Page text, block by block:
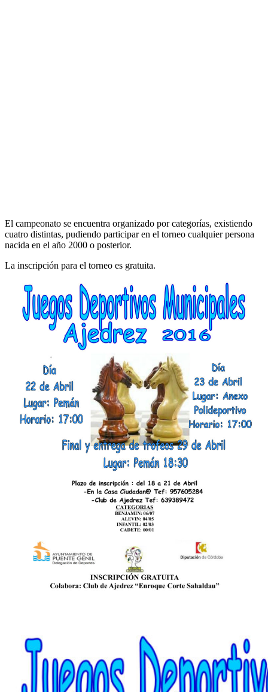
El campeonato se encuentra organizado por categorías, existiendo
cuatro distintas, pudiendo participar en el torneo cualquier persona
nacida en el año 2000 o posterior.
La inscripción para el torneo es gratuita.